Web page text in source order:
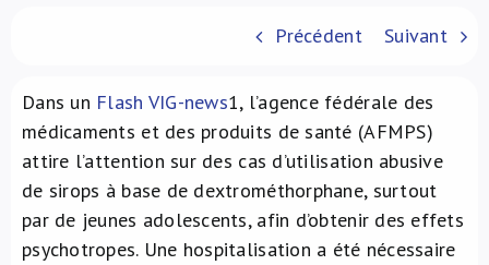
À propos de nous
NL
Précédent Suivant
Dans un Flash VIG-news1, l’agence fédérale des
médicaments et des produits de santé (AFMPS)
attire l’attention sur des cas d’utilisation abusive
de sirops à base de dextrométhorphane, surtout
par de jeunes adolescents, afin d’obtenir des effets
psychotropes. Une hospitalisation a été nécessaire